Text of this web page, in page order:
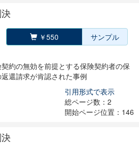
￥550 サンプル
約の無効を前提とする保険契約者の保
還請求が肯認された事例
引用形式で表示
総ページ数：2
開始ページ位置：146